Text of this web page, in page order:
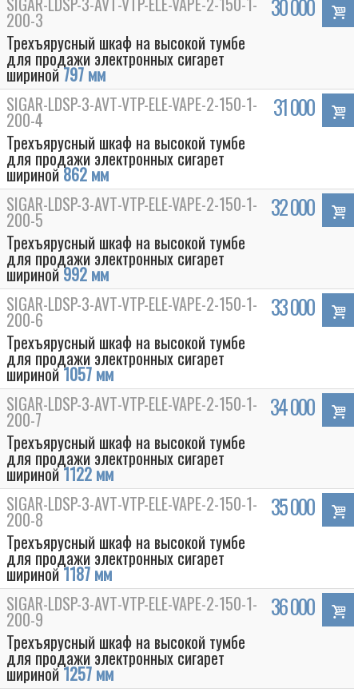
Box
200-3
Трехъярусный шкаф на высокой тумбе
для продажи электронных сигарет
шириной797 мм
30 000
SIGAR-LDSP-3-AVT-VTP-ELE-VAPE-2-150-1-
200-4
Трехъярусный шкаф на высокой тумбе
для продажи электронных сигарет
шириной862 мм
31 000
SIGAR-LDSP-3-AVT-VTP-ELE-VAPE-2-150-1-
200-5
Трехъярусный шкаф на высокой тумбе
для продажи электронных сигарет
шириной992 мм
32 000
SIGAR-LDSP-3-AVT-VTP-ELE-VAPE-2-150-1-
200-6
Трехъярусный шкаф на высокой тумбе
для продажи электронных сигарет
шириной1057 мм
33 000
SIGAR-LDSP-3-AVT-VTP-ELE-VAPE-2-150-1-
200-7
Трехъярусный шкаф на высокой тумбе
для продажи электронных сигарет
шириной1122 мм
34 000
SIGAR-LDSP-3-AVT-VTP-ELE-VAPE-2-150-1-
200-8
Трехъярусный шкаф на высокой тумбе
для продажи электронных сигарет
шириной1187 мм
35 000
SIGAR-LDSP-3-AVT-VTP-ELE-VAPE-2-150-1-
200-9
Трехъярусный шкаф на высокой тумбе
для продажи электронных сигарет
шириной1257 мм
36 000